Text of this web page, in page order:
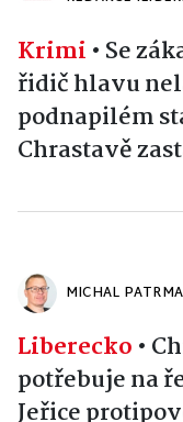
Krimi • Se
řidič hlavu
podnapilém
Chrastavě
MICHAL
Liberecko •
potřebuje na
Jeřice